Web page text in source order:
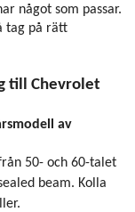
något som passar.
tag på rätt
till Chevrolet
av
50- och 60-talet
beam. Kolla